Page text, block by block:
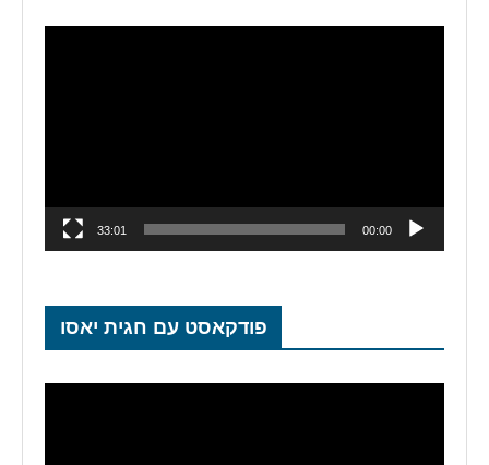
00:00
33:01
פודקאסט עם חגית יאסו